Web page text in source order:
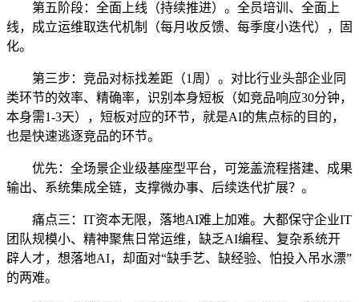
第五阶段：全面上线（持续推进）。全员培训、全面上
线，成立运维取迭代机制（每月收反馈、每季度小迭代），固
化。
第三步：竞品对标找差距（1周）。对比行业头部企业同
类环节的效率、精确率，识别本身短板（如竞品响应30分钟，
本身需1-3天），短板对应的环节，就是AI的焦点标的目的，
也是快速逃逐竞品的环节。
优先：全场景企业级基座型平台，可笼盖流程搭建、成果
输出、系统集成全链，支撑微办事、后续迭代扩展？。
痛点三：IT资本无限，落地AI难上加难。大都保守企业IT
团队规模小、精神聚焦日常运维，缺乏AI编程、复杂系统开
辟人才，想落地AI，却面对“缺手艺、缺经验、怕投入吊水漂”
的两难。